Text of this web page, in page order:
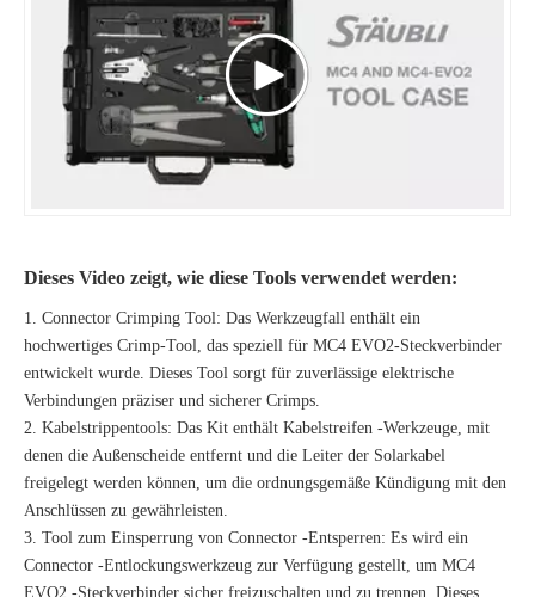
Dieses Video zeigt, wie diese Tools verwendet werden:
1. Connector Crimping Tool: Das Werkzeugfall enthält ein
hochwertiges Crimp-Tool, das speziell für MC4 EVO2-Steckverbinder
entwickelt wurde. Dieses Tool sorgt für zuverlässige elektrische
Verbindungen präziser und sicherer Crimps.
2. Kabelstrippentools: Das Kit enthält Kabelstreifen -Werkzeuge, mit
denen die Außenscheide entfernt und die Leiter der Solarkabel
freigelegt werden können, um die ordnungsgemäße Kündigung mit den
Anschlüssen zu gewährleisten.
3. Tool zum Einsperrung von Connector -Entsperren: Es wird ein
Connector -Entlockungswerkzeug zur Verfügung gestellt, um MC4
EVO2 -Steckverbinder sicher freizuschalten und zu trennen. Dieses